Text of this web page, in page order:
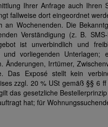
Ihrer Anfrage auch Ihren
fallweise dort eingeordnet
an Wochenenden. Die
Verständigung (z. B.
ist unverbindlich und
und vorliegenden Unterlagen;
Änderungen, Irrtümer,
Das Exposé stellt kein
zzgl. 20 % USt gemäß §§ 6
das gesetzliche
hat; für